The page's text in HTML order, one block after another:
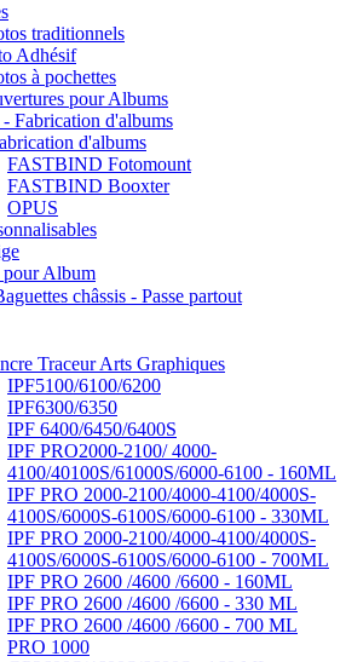
traditionnels
Adhésif
à pochettes
pour Albums
Fabrication d'albums
d'albums
FASTBIND Fotomount
FASTBIND Booxter
OPUS
pour Album
châssis - Passe partout
Traceur Arts Graphiques
IPF5100/6100/6200
IPF6300/6350
IPF 6400/6450/6400S
IPF PRO2000-2100/ 4000-
4100/40100S/61000S/6000-6100 - 160ML
IPF PRO 2000-2100/4000-4100/4000S-
4100S/6000S-6100S/6000-6100 - 330ML
IPF PRO 2000-2100/4000-4100/4000S-
4100S/6000S-6100S/6000-6100 - 700ML
IPF PRO 2600 /4600 /6600 - 160ML
IPF PRO 2600 /4600 /6600 - 330 ML
IPF PRO 2600 /4600 /6600 - 700 ML
PRO 1000